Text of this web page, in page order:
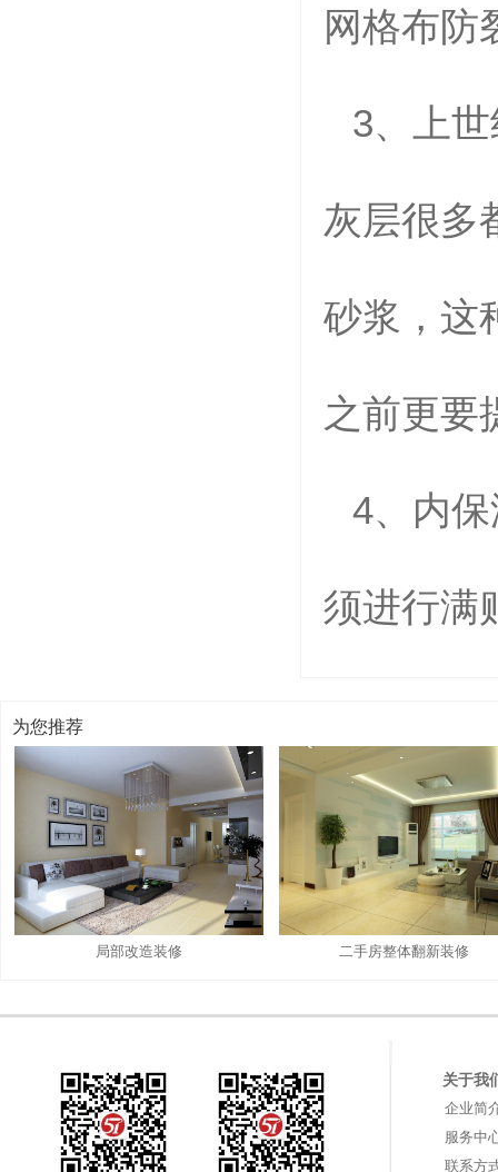
网格布防
3、 上
灰层很多
砂浆，这
之前更要
4、内
须进行满
为您推荐
局部改造装修 二手房整体翻新装修
关于我
企业简
服务中
联系方